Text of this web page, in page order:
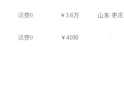
话费0 ￥3.6万 山东·枣庄
话费0 ￥4100 ·